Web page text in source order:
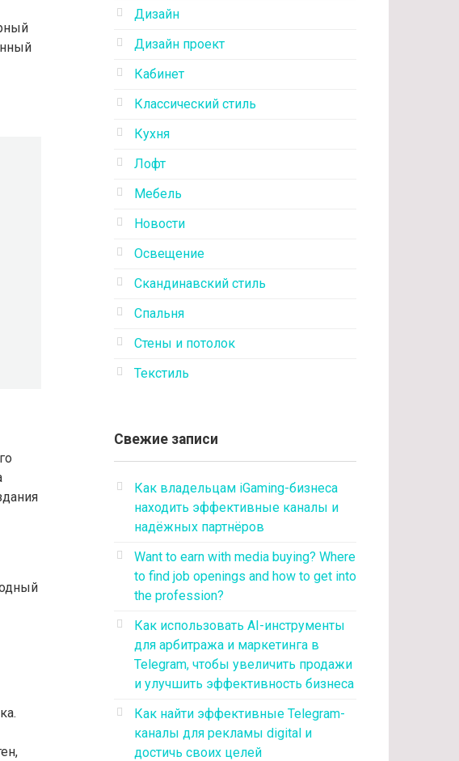
Дизайн
Дизайн проект
Кабинет
Классический стиль
Кухня
Лофт
Мебель
Новости
Освещение
Скандинавский стиль
Спальня
Стены и потолок
Текстиль
Свежие записи
Как владельцам iGaming-бизнеса
находить эффективные каналы и
надёжных партнёров
Want to earn with media buying? Where
to find job openings and how to get into
the profession?
Как использовать AI-инструменты
для арбитража и маркетинга в
Telegram, чтобы увеличить продажи
и улучшить эффективность бизнеса
Как найти эффективные Telegram-
каналы для рекламы digital и
достичь своих целей